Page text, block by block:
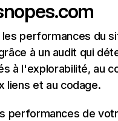
performances du
à un audit qui
à l'explorabilité, au
liens et au codage.
performances de